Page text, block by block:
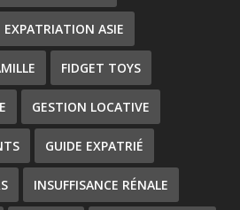
EXPATRIATION ASIE
FIDGET TOYS
GESTION LOCATIVE
GUIDE EXPATRIÉ
INSUFFISANCE RÉNALE